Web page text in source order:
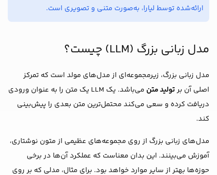
ارائه‌شده توسط لیارا، به‌صورت متنی و تصویری است.
مدل زبانی بزرگ (LLM) چیست؟
مدل زبانی بزرگ، زیرمجموعه‌ای از مدل‌های مولد است که تمرکز
اصلی آن برتولید متن
می‌باشد. یک LLM یک متن را به عنوان ورودی
دریافت کرده و سعی می‌کند محتمل‌ترین متن بعدی را پیش‌بینی
کند.
مدل‌های زبانی بزرگ از روی مجموعه‌های عظیمی از متون نوشتاری،
آموزش می‌بینند. این بدان معناست که عملکرد آن‌ها در برخی
حوزه‌ها بهتر از سایر موارد خواهد بود. برای مثال، مدلی که بر روی